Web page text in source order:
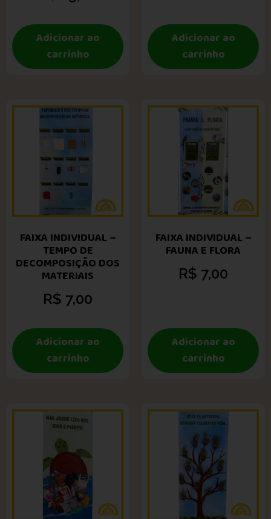
Adicionar ao
carrinho
Adicionar ao
carrinho
FAIXA INDIVIDUAL –
TEMPO DE
DECOMPOSIÇÃO DOS
MATERIAIS
R$ 7,00
Adicionar ao
carrinho
FAIXA INDIVIDUAL –
FAUNA E FLORA
R$ 7,00
Adicionar ao
carrinho